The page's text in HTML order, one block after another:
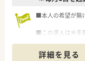
■本人の希望が無
■この求人は大手
詳細を見る